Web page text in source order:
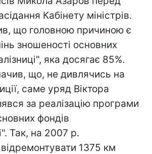
Кабінету міністрів.
що головною причиною є
зношеності основних
яка досягає 85%.
що, не дивлячись на
саме уряд Віктора
за реалізацію програми
фондів
Так, на 2007 р.
1375 км